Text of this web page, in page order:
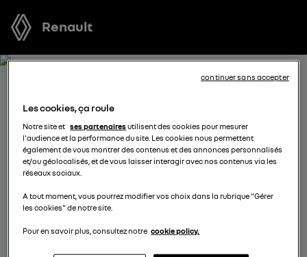
Renault
RECEVEZ GRATUITEMENT
VOTRE OFFRE POUR TRAFIC
VAN E-TECH ELECTRIC
proposer l’offre la plus avantageuse, des solutions de
conseiller dans votre projet d’achat.
Les cookies, ça roule
Notre site et ses partenairesutilisent des cookies pour mesurer
l'audience et la performance du site. Les cookies nous permettent
également de vous montrer des contenus et des annonces personnalisés
et/ou géolocalisés, et de vous laisser interagir avec nos contenus via les
réseaux sociaux.
A tout moment, vous pourrez modifier vos choix dans la rubrique "Gérer
les cookies" de notre site.
Pour en savoir plus, consultez notre cookie policy.
continuer sans accepter